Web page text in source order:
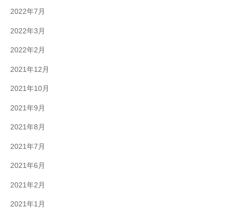
2022年7月
2022年3月
2022年2月
2021年12月
2021年10月
2021年9月
2021年8月
2021年7月
2021年6月
2021年2月
2021年1月